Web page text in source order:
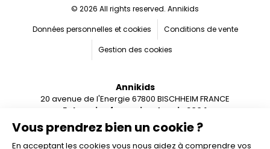
Vous prendrez bien un cookie ?
En acceptant les cookies vous nous aidez à comprendre vos
© 2026 All rights reserved. Annikids
Données personnelles et cookies
Conditions de vente
Gestion des cookies
Annikids
20 avenue de l'Energie 67800 BISCHHEIM FRANCE
Entreprise française depuis 2004